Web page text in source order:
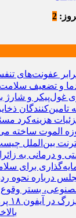
2
برابر عفونت‌های
دما و تضعیف
به تامین‌کنندگان
هزینه‌کرد
الموت ساخته
برای
درباره نحوه